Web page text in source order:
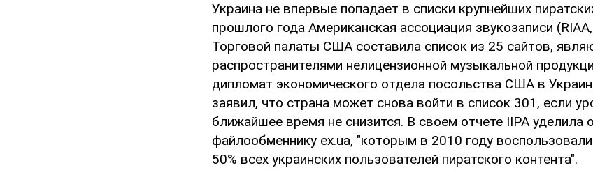
Украина не впервые попадает в списки крупнейших
прошлого года Американская ассоциация звукозаписи
Торговой палаты США составила список из 25 сайтов,
распространителями нелицензионной музыкальной
дипломат экономического отдела посольства США в
заявил, что страна может снова войти в список 301, если
ближайшее время не снизится. В своем отчете IIPA уделила
файлообменнику ex.ua, "которым в 2010 году
50% всех украинских пользователей пиратского контента".